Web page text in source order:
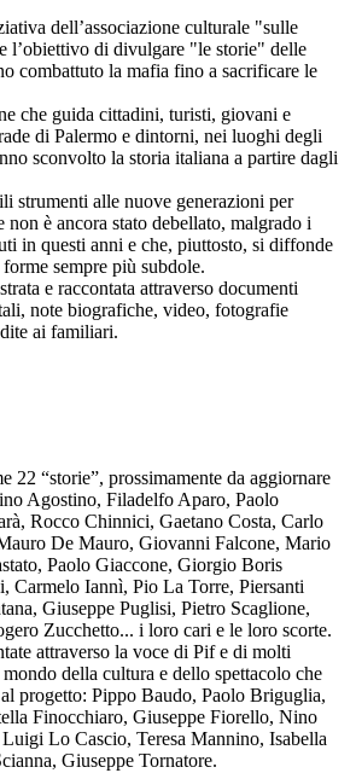
dell’associazione culturale "sulle
l’obiettivo di divulgare "le storie" delle
combattuto la mafia fino a sacrificare le
che guida cittadini, turisti, giovani e
di Palermo e dintorni, nei luoghi degli
sconvolto la storia italiana a partire dagli
strumenti alle nuove generazioni per
non è ancora stato debellato, malgrado i
in questi anni e che, piuttosto, si diffonde
sempre più subdole.
e raccontata attraverso documenti
note biografiche, video, fotografie
ai familiari.
22 “storie”, prossimamente da aggiornare
Agostino, Filadelfo Aparo, Paolo
Rocco Chinnici, Gaetano Costa, Carlo
De Mauro, Giovanni Falcone, Mario
Paolo Giaccone, Giorgio Boris
Carmelo Iannì, Pio La Torre, Piersanti
Giuseppe Puglisi, Pietro Scaglione,
Zucchetto... i loro cari e le loro scorte.
attraverso la voce di Pif e di molti
della cultura e dello spettacolo che
progetto: Pippo Baudo, Paolo Briguglia,
Finocchiaro, Giuseppe Fiorello, Nino
Lo Cascio, Teresa Mannino, Isabella
Giuseppe Tornatore.